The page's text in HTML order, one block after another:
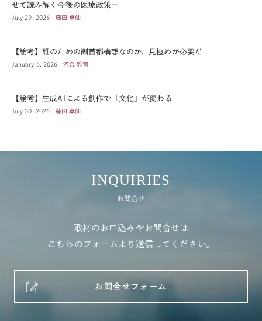
せて読み解く今後の医療政策―
July 29, 2026 藤田 卓仙
【論考】誰のための副首都構想なのか、見極めが必要だ
January 6, 2026 河合 雅司
【論考】生成AIによる創作で「文化」が変わる
July 30, 2026 藤田 卓仙
INQUIRIES
お問合せ
取材のお申込みやお問合せは
こちらのフォームより送信してください。
お問合せフォーム